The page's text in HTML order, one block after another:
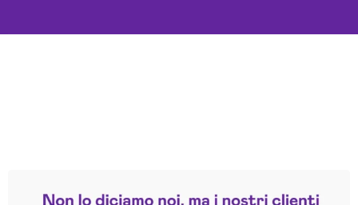
Trustpilot